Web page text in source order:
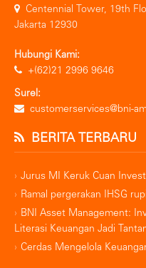
Centennial Tower, 19th
Jakarta 12930
Hubungi Kami:
+(62)21 2996 9646
Surel:
customerservices@bni-
BERITA TERBARU
Jurus MI Keruk Cuan
Ramal pergerakan IHSG
BNI Asset Management:
Literasi Keuangan Jadi
Cerdas Mengelola